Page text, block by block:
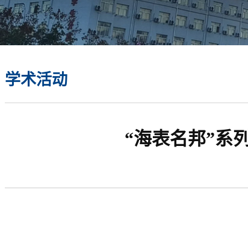
学术活动
“海表名邦”系